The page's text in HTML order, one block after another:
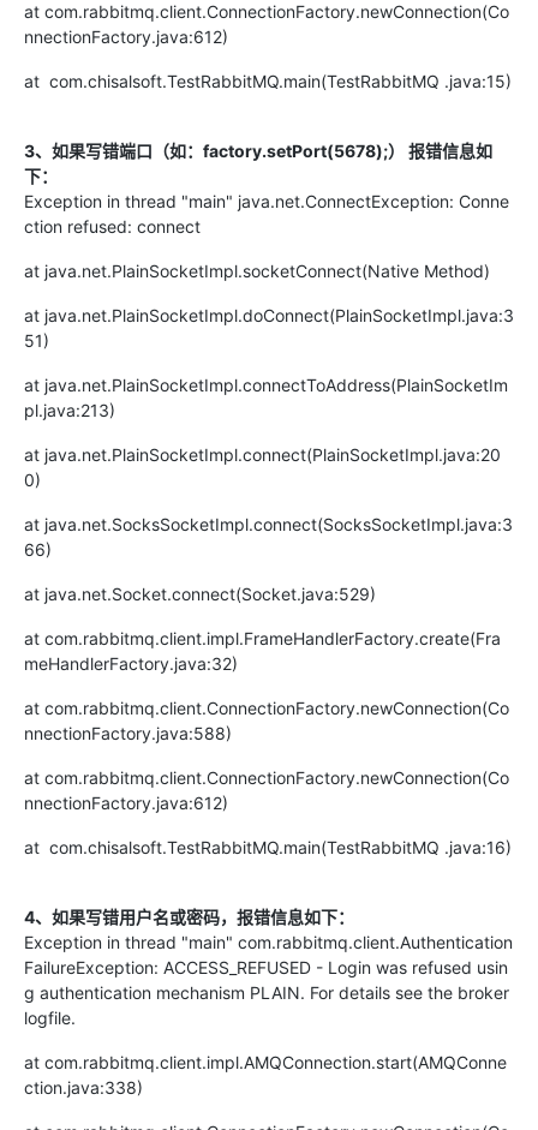
at com.rabbitmq.client.ConnectionFactory.newConnection(Co
nnectionFactory.java:612)
at com.chisalsoft.TestRabbitMQ.main(TestRabbitMQ .java:15)
3、如果写错端口 （如： factory.setPort(5678);） 报错信息如
下：
Exception in thread "main" java.net.ConnectException: Conne
ction refused: connect
at java.net.PlainSocketImpl.socketConnect(Native Method)
at java.net.PlainSocketImpl.doConnect(PlainSocketImpl.java:3
51)
at java.net.PlainSocketImpl.connectToAddress(PlainSocketIm
pl.java:213)
at java.net.PlainSocketImpl.connect(PlainSocketImpl.java:20
0)
at java.net.SocksSocketImpl.connect(SocksSocketImpl.java:3
66)
at java.net.Socket.connect(Socket.java:529)
at com.rabbitmq.client.impl.FrameHandlerFactory.create(Fra
meHandlerFactory.java:32)
at com.rabbitmq.client.ConnectionFactory.newConnection(Co
nnectionFactory.java:588)
at com.rabbitmq.client.ConnectionFactory.newConnection(Co
nnectionFactory.java:612)
at com.chisalsoft.TestRabbitMQ.main(TestRabbitMQ .java:16)
4、如果写错用户名或密码，报错信息如下：
Exception in thread "main" com.rabbitmq.client.Authentication
FailureException: ACCESS_REFUSED - Login was refused usin
g authentication mechanism PLAIN. For details see the broker
logfile.
at com.rabbitmq.client.impl.AMQConnection.start(AMQConne
ction.java:338)